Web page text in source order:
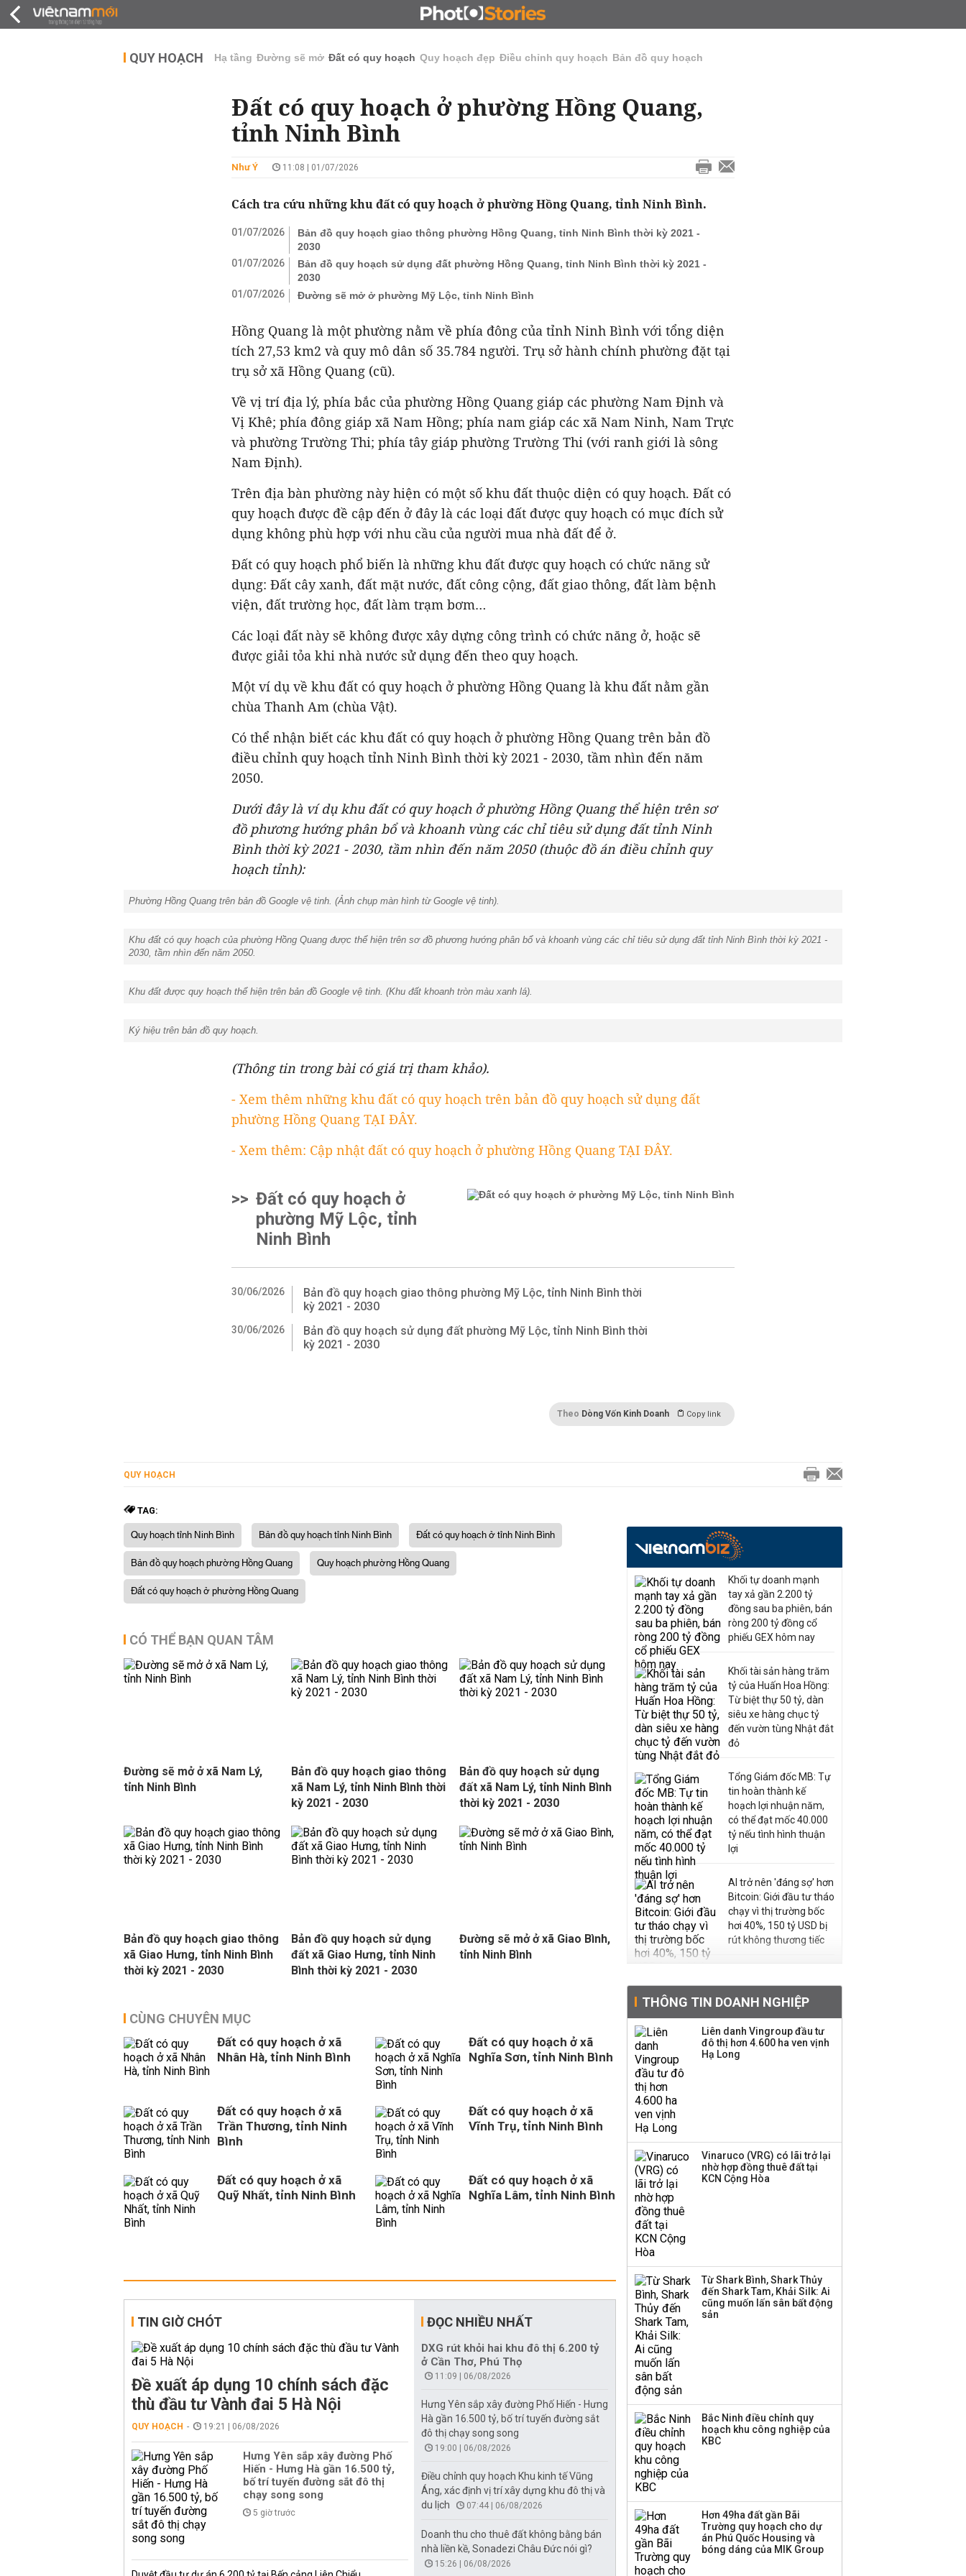
ĐẤU GIÁ - ĐẤU THẦU KINH DOANH
QUY HOẠCH Hạ tầng Đường sẽ mở Đất có quy hoạch Quy hoạch đẹp Điều chỉnh quy hoạch Bản đồ quy hoạch
Đất có quy hoạch ở phường Hồng Quang,
tỉnh Ninh Bình
Như Ý 11:08 | 01/07/2026
Cách tra cứu những khu đất có quy hoạch ở phường Hồng Quang, tỉnh Ninh Bình.
01/07/2026
Bản đồ quy hoạch giao thông phường Hồng Quang, tỉnh Ninh Bình thời kỳ 2021 -
2030
01/07/2026
Bản đồ quy hoạch sử dụng đất phường Hồng Quang, tỉnh Ninh Bình thời kỳ 2021 -
2030
01/07/2026
Đường sẽ mở ở phường Mỹ Lộc, tỉnh Ninh Bình
Hồng Quang là một phường nằm về phía đông của tỉnh Ninh Bình với tổng diện
tích 27,53 km2 và quy mô dân số 35.784 người. Trụ sở hành chính phường đặt tại
trụ sở xã Hồng Quang (cũ).
Về vị trí địa lý, phía bắc của phường Hồng Quang giáp các phường Nam Định và
Vị Khê; phía đông giáp xã Nam Hồng; phía nam giáp các xã Nam Ninh, Nam Trực
và phường Trường Thi; phía tây giáp phường Trường Thi (với ranh giới là sông
Nam Định).
Trên địa bàn phường này hiện có một số khu đất thuộc diện có quy hoạch. Đất có
quy hoạch được đề cập đến ở đây là các loại đất được quy hoạch có mục đích sử
dụng không phù hợp với nhu cầu của người mua nhà đất để ở.
Đất có quy hoạch phổ biến là những khu đất được quy hoạch có chức năng sử
dụng: Đất cây xanh, đất mặt nước, đất công cộng, đất giao thông, đất làm bệnh
viện, đất trường học, đất làm trạm bơm…
Các loại đất này sẽ không được xây dựng công trình có chức năng ở, hoặc sẽ
được giải tỏa khi nhà nước sử dụng đến theo quy hoạch.
Một ví dụ về khu đất có quy hoạch ở phường Hồng Quang là khu đất nằm gần
chùa Thanh Am (chùa Vật).
Có thể nhận biết các khu đất có quy hoạch ở phường Hồng Quang trên bản đồ
điều chỉnh quy hoạch tỉnh Ninh Bình thời kỳ 2021 - 2030, tầm nhìn đến năm
2050.
Dưới đây là ví dụ khu đất có quy hoạch ở phường Hồng Quang thể hiện trên sơ
đồ phương hướng phân bổ và khoanh vùng các chỉ tiêu sử dụng đất tỉnh Ninh
Bình thời kỳ 2021 - 2030, tầm nhìn đến năm 2050 (thuộc đồ án điều chỉnh quy
hoạch tỉnh):
Phường Hồng Quang trên bản đồ Google vệ tinh. (Ảnh chụp màn hình từ Google vệ tinh).
Khu đất có quy hoạch của phường Hồng Quang được thể hiện trên sơ đồ phương hướng phân bổ và khoanh vùng các chỉ tiêu sử dụng đất tỉnh Ninh Bình thời kỳ 2021 -
2030, tầm nhìn đến năm 2050.
Khu đất được quy hoạch thể hiện trên bản đồ Google vệ tinh. (Khu đất khoanh tròn màu xanh lá).
Ký hiệu trên bản đồ quy hoạch.
(Thông tin trong bài có giá trị tham khảo).
- Xem thêm những khu đất có quy hoạch trên bản đồ quy hoạch sử dụng đất
phường Hồng Quang TẠI ĐÂY.
- Xem thêm: Cập nhật đất có quy hoạch ở phường Hồng Quang TẠI ĐÂY.
>> Đất có quy hoạch ở
phường Mỹ Lộc, tỉnh
Ninh Bình
30/06/2026
Bản đồ quy hoạch giao thông phường Mỹ Lộc, tỉnh Ninh Bình thời
kỳ 2021 - 2030
30/06/2026
Bản đồ quy hoạch sử dụng đất phường Mỹ Lộc, tỉnh Ninh Bình thời
kỳ 2021 - 2030
Theo Dòng Vốn Kinh Doanh Copy link
QUY HOẠCH
TAG:
Quy hoạch tỉnh Ninh Bình Bản đồ quy hoạch tỉnh Ninh Bình
Đất có quy hoạch ở tỉnh Ninh Bình
Bản đồ quy hoạch phường Hồng Quang
Quy hoạch phường Hồng Quang
Đất có quy hoạch ở phường Hồng Quang
CÓ THỂ BẠN QUAN TÂM
Đường sẽ mở ở xã Nam Lý,
tỉnh Ninh Bình
Bản đồ quy hoạch giao thông
xã Nam Lý, tỉnh Ninh Bình thời
kỳ 2021 - 2030
Bản đồ quy hoạch sử dụng
đất xã Nam Lý, tỉnh Ninh Bình
thời kỳ 2021 - 2030
Bản đồ quy hoạch giao thông
xã Giao Hưng, tỉnh Ninh Bình
thời kỳ 2021 - 2030
Bản đồ quy hoạch sử dụng
đất xã Giao Hưng, tỉnh Ninh
Bình thời kỳ 2021 - 2030
Đường sẽ mở ở xã Giao Bình,
tỉnh Ninh Bình
CÙNG CHUYÊN MỤC
Đất có quy hoạch ở xã
Nhân Hà, tỉnh Ninh Bình
Đất có quy hoạch ở xã
Nghĩa Sơn, tỉnh Ninh Bình
Đất có quy hoạch ở xã
Trần Thương, tỉnh Ninh
Bình
Đất có quy hoạch ở xã
Vĩnh Trụ, tỉnh Ninh Bình
Đất có quy hoạch ở xã
Quỹ Nhất, tỉnh Ninh Bình
Đất có quy hoạch ở xã
Nghĩa Lâm, tỉnh Ninh Bình
TIN GIỜ CHÓT
Đề xuất áp dụng 10 chính sách đặc
thù đầu tư Vành đai 5 Hà Nội
QUY HOẠCH 19:21 | 06/08/2026
Hưng Yên sắp xây đường Phố
Hiến - Hưng Hà gần 16.500 tỷ,
bố trí tuyến đường sắt đô thị
chạy song song
5 giờ trước
ĐỌC NHIỀU NHẤT
DXG rút khỏi hai khu đô thị 6.200 tỷ
ở Cần Thơ, Phú Thọ
11:09 | 06/08/2026
Hưng Yên sắp xây đường Phố Hiến - Hưng
Hà gần 16.500 tỷ, bố trí tuyến đường sắt
đô thị chạy song song
19:00 | 06/08/2026
Điều chỉnh quy hoạch Khu kinh tế Vũng
Áng, xác định vị trí xây dựng khu đô thị và
du lịch
07:44 | 06/08/2026
Doanh thu cho thuê đất không bằng bán
nhà liền kề, Sonadezi Châu Đức nói gì?
15:26 | 06/08/2026
Khối tự doanh mạnh
tay xả gần 2.200 tỷ
đồng sau ba phiên, bán
ròng 200 tỷ đồng cổ
phiếu GEX hôm nay
Khối tài sản hàng trăm
tỷ của Huấn Hoa Hồng:
Từ biệt thự 50 tỷ, dàn
siêu xe hàng chục tỷ
đến vườn tùng Nhật đắt
đỏ
Tổng Giám đốc MB: Tự
tin hoàn thành kế
hoạch lợi nhuận năm,
có thể đạt mốc 40.000
tỷ nếu tình hình thuận
lợi
AI trở nên 'đáng sợ' hơn
Bitcoin: Giới đầu tư tháo
chạy vì thị trường bốc
hơi 40%, 150 tỷ USD bị
rút không thương tiếc
sản xuất vàng mã trên
sàn báo lãi tăng 64%,
không vay một đồng
nào từ ngân hàng
Hơn 227.000 tài khoản
gia nhập thị trường
chứng khoán trong
tháng 7 biến động
Thị trường thường
THÔNG TIN DOANH NGHIỆP
Liên danh Vingroup đầu tư
đô thị hơn 4.600 ha ven vịnh
Hạ Long
Vinaruco (VRG) có lãi trở lại
nhờ hợp đồng thuê đất tại
KCN Cộng Hòa
Từ Shark Bình, Shark Thủy
đến Shark Tam, Khải Silk: Ai
cũng muốn lấn sân bất động
sản
Bắc Ninh điều chỉnh quy
hoạch khu công nghiệp của
KBC
Hơn 49ha đất gần Bãi
Trường quy hoạch cho dự
án Phú Quốc Housing và
bóng dáng của MIK Group